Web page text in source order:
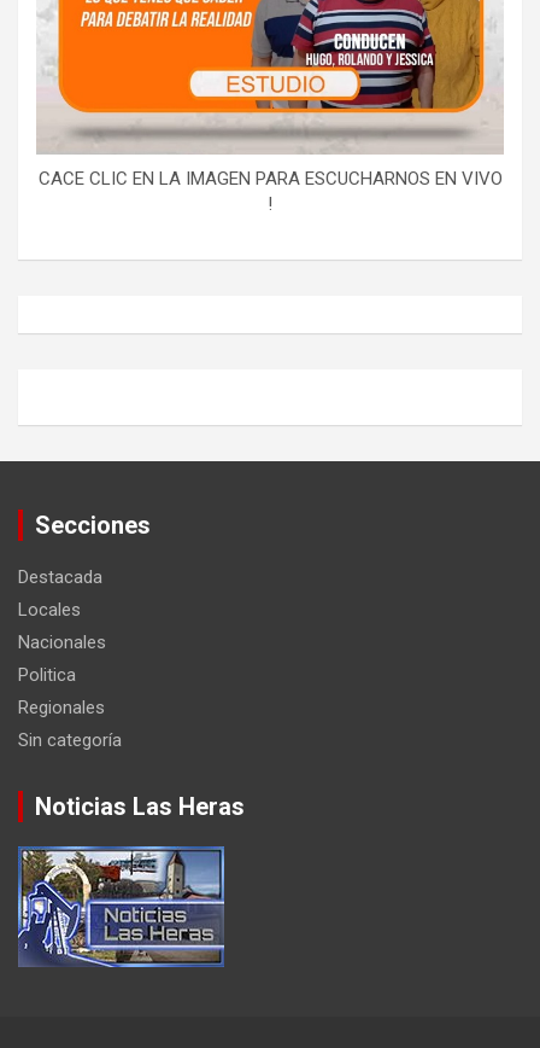
CACE CLIC EN LA IMAGEN PARA ESCUCHARNOS EN VIVO
!
Secciones
Destacada
Locales
Nacionales
Politica
Regionales
Sin categoría
Noticias Las Heras